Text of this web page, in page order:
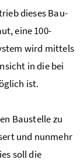
dieses Bau-
eine 100-
wird mittels
in die bei
ist.
Baustelle zu
und nunmehr
soll die